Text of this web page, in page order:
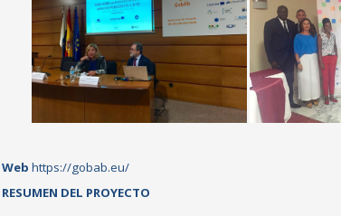
Web https://gobab.eu/
RESUMEN DEL PROYECTO